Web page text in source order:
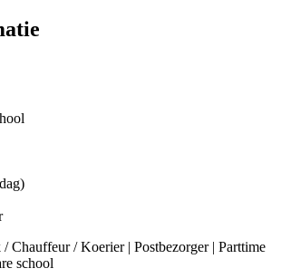
Chauffeur / Koerier | Postbezorger | Parttime
school